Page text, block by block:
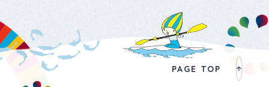
PAGE TOP